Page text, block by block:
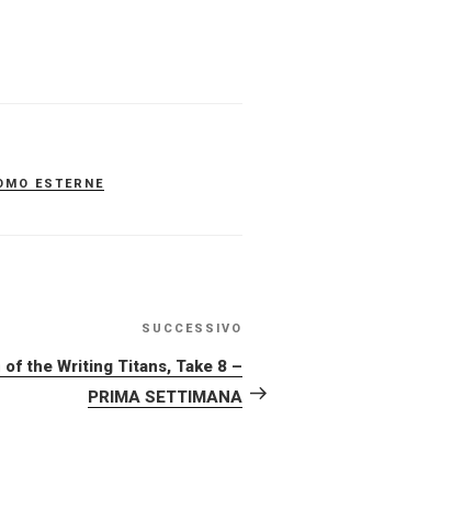
ESTERNE
successivo
SUCCESSIVO
of the Writing Titans, Take 8 –
PRIMA SETTIMANA